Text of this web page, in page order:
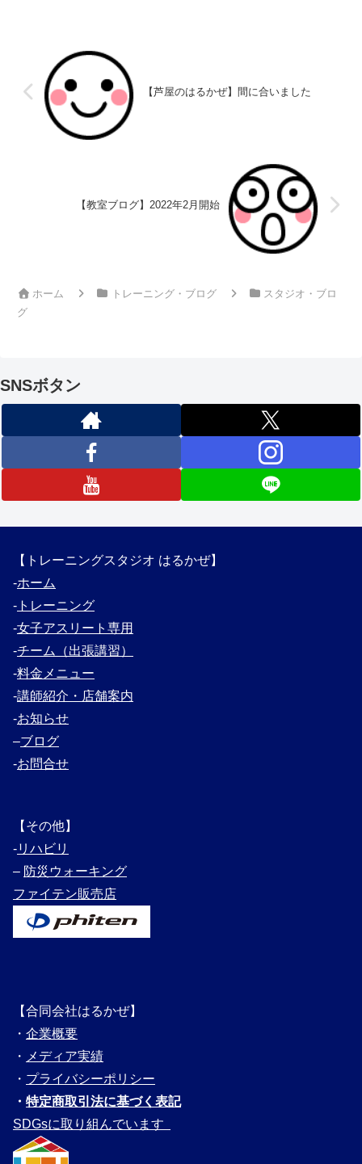
【芦屋のはるかぜ】間に合いました
【教室ブログ】2022年2月開始
ホーム トレーニング・ブログ
スタジオ・ブロ
グ
SNSボタン
【トレーニングスタジオ はるかぜ】
‐ホーム
‐ トレーニング
‐女子アスリート専用
‐チーム（出張講習）
‐料金メニュー
‐講師紹介・ 店舗案内
‐お知らせ
–ブログ
‐お問合せ
【その他】
‐リハビリ
– 防災ウォーキング
ファイテン販売店
【合同会社はるかぜ】
・ 企業概要
・ メディ ア実績
・ プライバシーポリシー
・ 特定商取引法に基づく表記
SDGsに取り組んでいます